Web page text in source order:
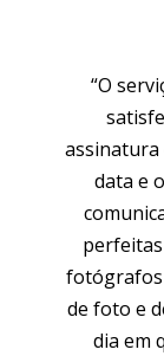
“O
data e
fotógrafos
de foto e
dia em